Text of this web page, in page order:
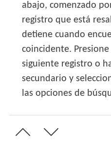
abajo, comenzado
registro que está
detiene cuando
coincidente. Presione
siguiente registro o
secundario y
las opciones de